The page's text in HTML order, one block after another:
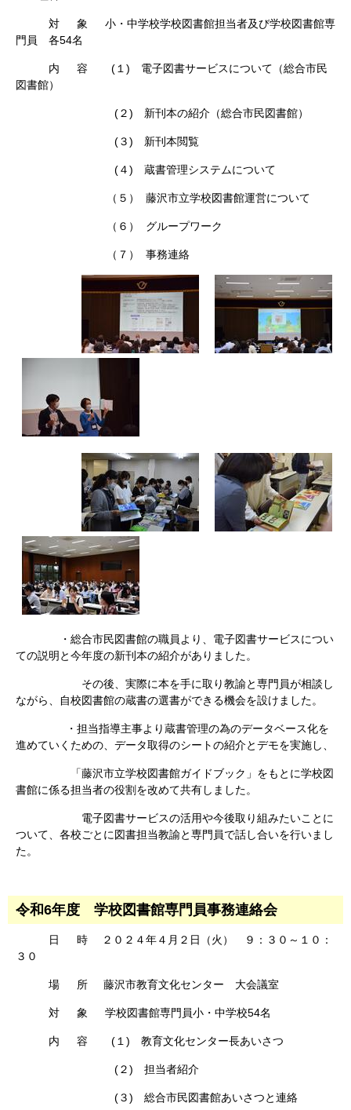
対 象 小・中学校学校図書館担当者及び学校図書館専
門員 各54名
内 容 (１) 電子図書サービスについて（総合市民
図書館）
(２) 新刊本の紹介（総合市民図書館）
(３) 新刊本閲覧
(４) 蔵書管理システムについて
（５） 藤沢市立学校図書館運営について
（６） グループワーク
（７） 事務連絡
・総合市民図書館の職員より、電子図書サービスについ
ての説明と今年度の新刊本の紹介がありました。
その後、実際に本を手に取り教諭と専門員が相談し
ながら、自校図書館の蔵書の選書ができる機会を設けました。
・担当指導主事より蔵書管理の為のデータベース化を
進めていくための、データ取得のシートの紹介とデモを実施し、
「藤沢市立学校図書館ガイドブック」をもとに学校図
書館に係る担当者の役割を改めて共有し ました。
電子図書サービスの活用や今後取り組みたいことに
ついて、各校ごとに図書担当教諭と専門員で話し合いを行いまし
た。
令和6年度 学校図書館専門員事務連絡会
日 時
２０２４年４月２日（火） ９：３０～１０：
３０
場 所 藤沢市教育文化センター 大会議室
対 象 学校図書館専門員小・中学校54名
内 容 (１) 教育文化センター長あいさつ
(２) 担当者紹介
(３) 総合市民図書館あいさつと連絡